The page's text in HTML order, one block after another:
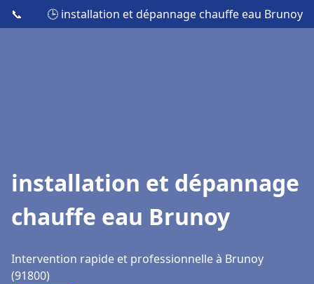
📞 🕒 installation et dépannage chauffe eau Brunoy
installation et dépannage
chauffe eau Brunoy
Intervention rapide et professionnelle à Brunoy
(91800)